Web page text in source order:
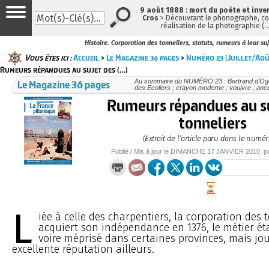
Histoire. Corporation des tonneliers, statuts, rumeurs à leur
Vous êtes ici :Accueil >Le Magazine 36 pages >Numéro 23 (Juillet/
Rumeurs répandues au sujet des (…)
Le Magazine 36 pages
Au sommaire du NUMÉRO 23 : Bertrand
des Ecoliers ; crayon moderne ; vouivre ;
Rumeurs répandues au
tonneliers
(Extrait de l’article paru dans le
Publié / Mis à jour le DIMANCHE 17 JANVIER 2010 ,
L iée à celle des charpentiers, la corporation des
acquiert son indépendance en 1376, le métier
voire méprisé dans certaines provinces, mais
excellente réputation ailleurs.
9 août 1888 : mort du poète et
Cros > Découvrant le phonographe,
réalisation de la photographie